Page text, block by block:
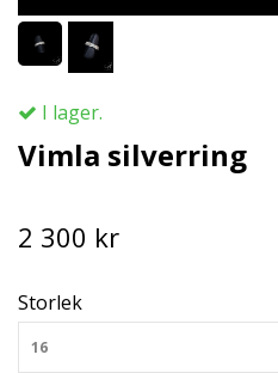
I lager.
Vimla silverring
2 300 kr
Storlek
16